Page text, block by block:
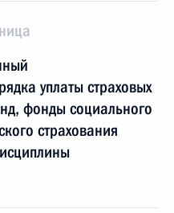
уплаты страховых
фонды социального
страхования